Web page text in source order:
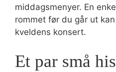
middagsmenyer. En
rommet før du går ut
kveldens konsert.
Et par små